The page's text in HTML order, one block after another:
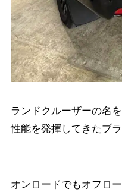
ランドクルーザーの名
性能を発揮してきたプラ
オンロードでもオフロ